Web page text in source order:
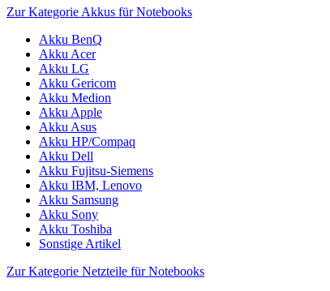
Zur Kategorie Akkus für Notebooks
Akku BenQ
Akku Acer
Akku LG
Akku Gericom
Akku Medion
Akku Apple
Akku Asus
Akku HP/Compaq
Akku Dell
Akku Fujitsu-Siemens
Akku IBM, Lenovo
Akku Samsung
Akku Sony
Akku Toshiba
Sonstige Artikel
Zur Kategorie Netzteile für Notebooks